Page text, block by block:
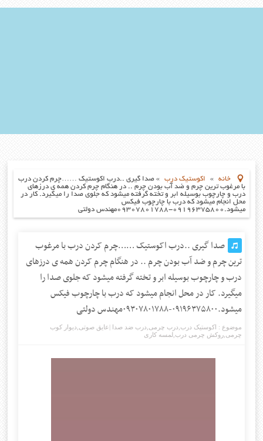
خانه » اکوستیک درب »صدا گیری ..درب اکوستیک ……چرم کردن درب
با مرغوب ترین چرم و ضد آب بودن چرم .. در هنگام چرم کردن همه ی درزهای
درب و چارچوب بوسیله ابر و تخته گرفته میشود که جلوی صدا را میگیرد. کار در
محل انجام میشود که درب با چارچوب فیکس
میشود.۰۹۱۹۶۳۷۵۸۰۰-۰۹۳۰۷۸۰۱۷۸۸مهندس دولتی
صدا گیری ..درب اکوستیک ……چرم کردن درب با مرغوب
ترین چرم و ضد آب بودن چرم .. در هنگام چرم کردن همه ی درزهای
درب و چارچوب بوسیله ابر و تخته گرفته میشود که جلوی صدا را
میگیرد. کار در محل انجام میشود که درب با چارچوب فیکس
میشود.۰۹۱۹۶۳۷۵۸۰۰-۰۹۳۰۷۸۰۱۷۸۸مهندس دولتی
موضوع : اکوستیک درب درب چرمی درب ضد صدا |عایق صوتی دیوار کوب
چرمی ,روکش چرمی درب لمسه کاری